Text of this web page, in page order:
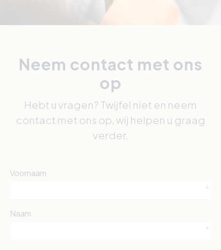
Neem contact met ons
op
Hebt u vragen? Twijfel niet en neem
contact met ons op, wij helpen u graag
verder.
Voornaam
Naam